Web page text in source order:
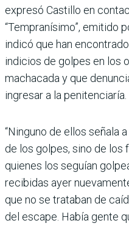
expresó Castillo en
“Tempranísimo”, emitido
indicó que han
indicios de golpes en los
machacada y que
ingresar a la penitenciaría.
“Ninguno de ellos señala
de los golpes, sino de los
quienes los seguían
recibidas ayer
que no se trataban de
del escape. Había gente